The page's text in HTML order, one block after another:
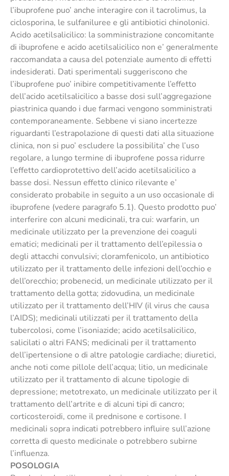
l’ibuprofene puo’ anche interagire con il tacrolimus, la
ciclosporina, le sulfaniluree e gli antibiotici chinolonici.
Acido acetilsalicilico: la somministrazione concomitante
di ibuprofene e acido acetilsalicilico non e’ generalmente
raccomandata a causa del potenziale aumento di effetti
indesiderati. Dati sperimentali suggeriscono che
l’ibuprofene puo’ inibire competitivamente l’effetto
dell’acido acetilsalicilico a basse dosi sull’aggregazione
piastrinica quando i due farmaci vengono somministrati
contemporaneamente. Sebbene vi siano incertezze
riguardanti l’estrapolazione di questi dati alla situazione
clinica, non si puo’ escludere la possibilita’ che l’uso
regolare, a lungo termine di ibuprofene possa ridurre
l’effetto cardioprotettivo dell’acido acetilsalicilico a
basse dosi. Nessun effetto clinico rilevante e’
considerato probabile in seguito a un uso occasionale di
ibuprofene (vedere paragrafo 5.1). Questo prodotto puo’
interferire con alcuni medicinali, tra cui: warfarin, un
medicinale utilizzato per la prevenzione dei coaguli
ematici; medicinali per il trattamento dell’epilessia o
degli attacchi convulsivi; cloramfenicolo, un antibiotico
utilizzato per il trattamento delle infezioni dell’occhio e
dell’orecchio; probenecid, un medicinale utilizzato per il
trattamento della gotta; zidovudina, un medicinale
utilizzato per il trattamento dell’HIV (il virus che causa
l’AIDS); medicinali utilizzati per il trattamento della
tubercolosi, come l’isoniazide; acido acetilsalicilico,
salicilati o altri FANS; medicinali per il trattamento
dell’ipertensione o di altre patologie cardiache; diuretici,
anche noti come pillole dell’acqua; litio, un medicinale
utilizzato per il trattamento di alcune tipologie di
depressione; metotrexato, un medicinale utilizzato per il
trattamento dell’artrite e di alcuni tipi di cancro;
corticosteroidi, come il prednisone e cortisone. I
medicinali sopra indicati potrebbero influire sull’azione
corretta di questo medicinale o potrebbero subirne
l’influenza.
POSOLOGIA